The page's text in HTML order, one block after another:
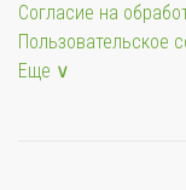
Согласие на
Пользовательское
Еще ∨